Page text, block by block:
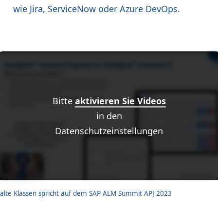
wie Jira, ServiceNow oder Azure DevOps.
Bitte aktivieren Sie Videos
in den
Datenschutzeinstellungen
Klassen spricht auf dem SAP ALM Summit APJ 2023